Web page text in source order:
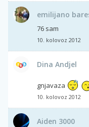
emilijano
76 sam
10. kolovoz 2012
Dina Andjel
gnjavaza
10. kolovoz 2012
Aiden 3000